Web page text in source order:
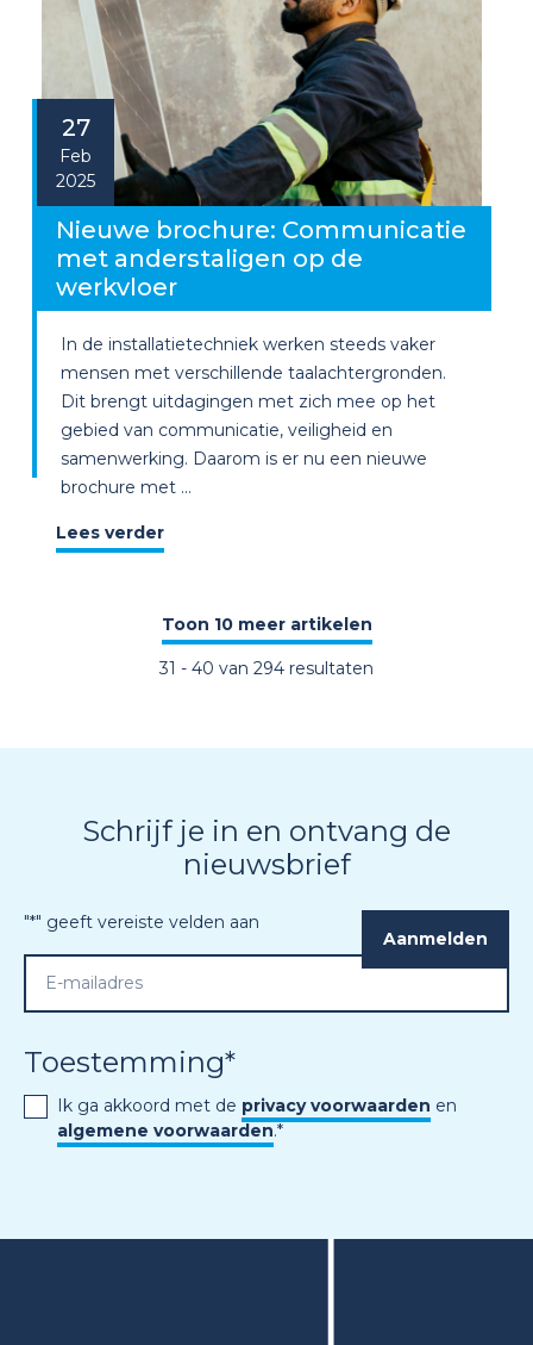
27
Feb
2025
Nieuwe brochure: Communicatie
met anderstaligen op de
werkvloer
In de installatietechniek werken steeds vaker
mensen met verschillende taalachtergronden.
Dit brengt uitdagingen met zich mee op het
gebied van communicatie, veiligheid en
samenwerking. Daarom is er nu een nieuwe
brochure met ...
Lees verder
Toon 10 meer artikelen
31 - 40 van 294 resultaten
Schrijf je in en ontvang de
nieuwsbrief
"*" geeft vereiste velden aan
Toestemming*
Ik ga akkoord met de privacy voorwaarden en
algemene voorwaarden.*